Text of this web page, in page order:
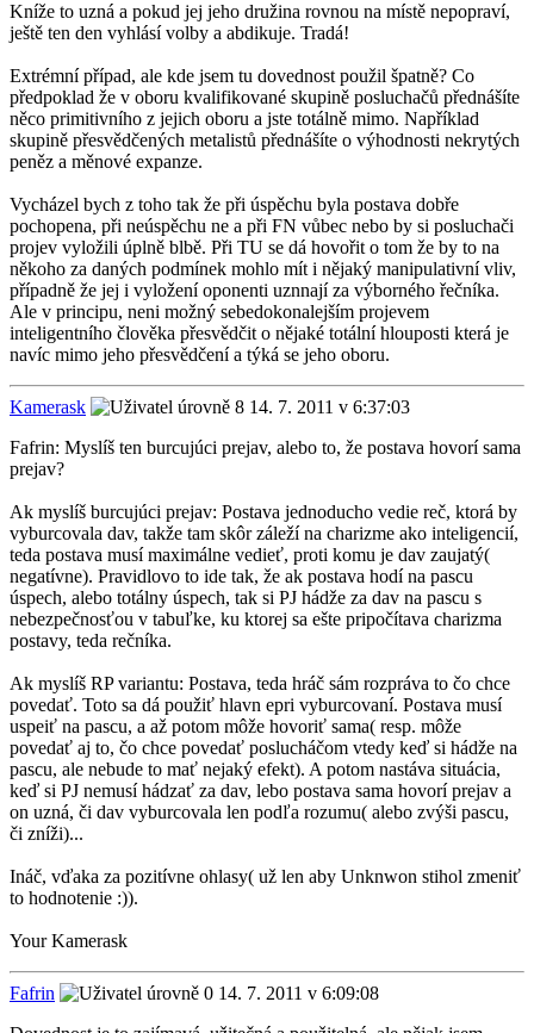
Kníže to uzná a pokud jej jeho družina rovnou na místě nepopraví,
ještě ten den vyhlásí volby a abdikuje. Tradá!
Extrémní případ, ale kde jsem tu dovednost použil špatně? Co
předpoklad že v oboru kvalifikované skupině posluchačů přednášíte
něco primitivního z jejich oboru a jste totálně mimo. Například
skupině přesvědčených metalistů přednášíte o výhodnosti nekrytých
peněz a měnové expanze.
Vycházel bych z toho tak že při úspěchu byla postava dobře
pochopena, při neúspěchu ne a při FN vůbec nebo by si posluchači
projev vyložili úplně blbě. Při TU se dá hovořit o tom že by to na
někoho za daných podmínek mohlo mít i nějaký manipulativní vliv,
případně že jej i vyložení oponenti uznnají za výborného řečníka.
Ale v principu, neni možný sebedokonalejším projevem
inteligentního člověka přesvědčit o nějaké totální hlouposti která je
navíc mimo jeho přesvědčení a týká se jeho oboru.
Kamerask
14. 7. 2011 v 6:37:03
Fafrin: Myslíš ten burcujúci prejav, alebo to, že postava hovorí sama
prejav?
Ak myslíš burcujúci prejav: Postava jednoducho vedie reč, ktorá by
vyburcovala dav, takže tam skôr záleží na charizme ako inteligencií,
teda postava musí maximálne vedieť, proti komu je dav zaujatý(
negatívne). Pravidlovo to ide tak, že ak postava hodí na pascu
úspech, alebo totálny úspech, tak si PJ hádže za dav na pascu s
nebezpečnosťou v tabuľke, ku ktorej sa ešte pripočítava charizma
postavy, teda rečníka.
Ak myslíš RP variantu: Postava, teda hráč sám rozpráva to čo chce
povedať. Toto sa dá použiť hlavn epri vyburcovaní. Postava musí
uspeiť na pascu, a až potom môže hovoriť sama( resp. môže
povedať aj to, čo chce povedať poslucháčom vtedy keď si hádže na
pascu, ale nebude to mať nejaký efekt). A potom nastáva situácia,
keď si PJ nemusí hádzať za dav, lebo postava sama hovorí prejav a
on uzná, či dav vyburcovala len podľa rozumu( alebo zvýši pascu,
či zníži)...
Ináč, vďaka za pozitívne ohlasy( už len aby Unknwon stihol zmeniť
to hodnotenie :)).
Your Kamerask
Fafrin
14. 7. 2011 v 6:09:08